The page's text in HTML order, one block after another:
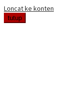
Loncat ke konten
tutup